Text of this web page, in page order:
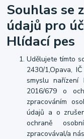
Souhlas se
údajů pro
Hlídací pes
Udělujete tímto
2430/1,Opava,
smyslu nařízení
2016/679 o
zpracováním
údajů a o
ochraně
zpracovával/a